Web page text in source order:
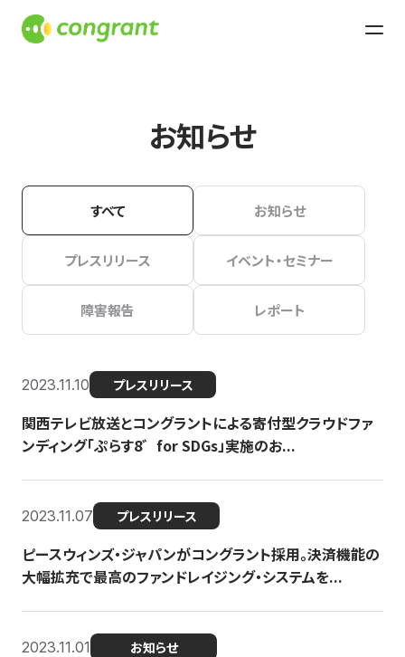
お知らせ
すべて お知らせ
プレスリリース イベント・セミナー
障害報告 レポート
2023.11.10 プレスリリース
関西テレビ放送とコングラントによる寄付型クラウドファ
ンディング「ぷらす8゛for SDGs」実施のお...
2023.11.07 プレスリリース
ピースウィンズ・ジャパンがコングラント採用。決済機能の
大幅拡充で最高のファンドレイジング・システムを...
2023.11.01 お知らせ